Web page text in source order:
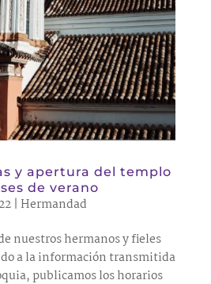
y apertura del templo
de verano
| Hermandad
nuestros hermanos y fieles
a la información transmitida
publicamos los horarios